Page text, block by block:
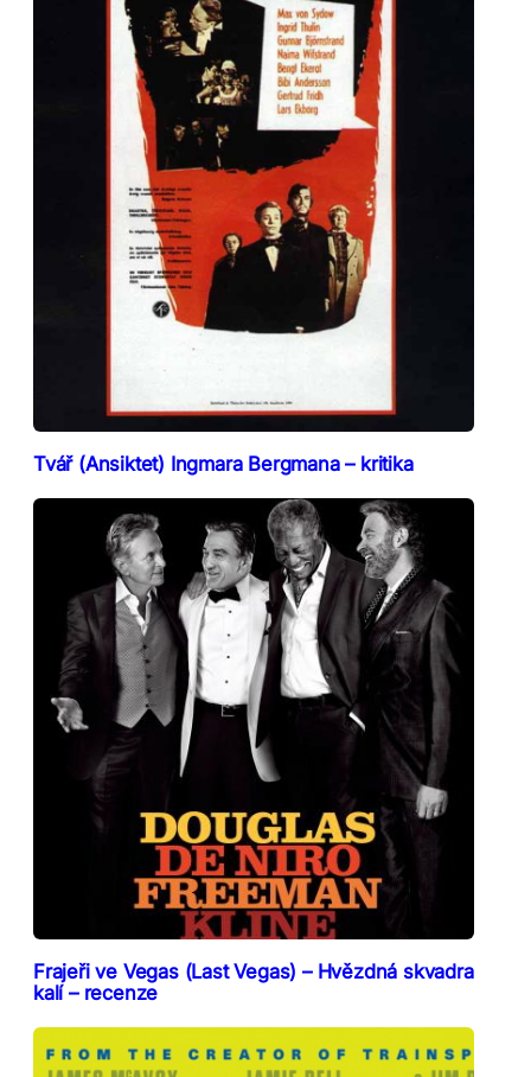
Tvář (Ansiktet) Ingmara Bergmana – kritika
Frajeři ve Vegas (Last Vegas) – Hvězdná skvadra
kalí – recenze